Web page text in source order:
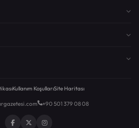
Kullanım KoşullarıSite Haritası
+90 501 379 08 08